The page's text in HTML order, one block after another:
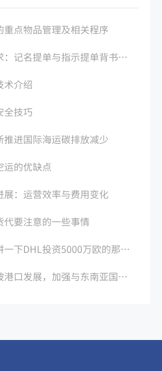
重点物品管理及相关程序
记名提单与指示提单背书差异
术介绍
全技巧
推进国际海运碳排放减少
运的优缺点
展：运营效率与费用变化
代要注意的一些事情
下DHL投资5000万欧的那些事
，加强与东南亚国际航运中心的紧密合作